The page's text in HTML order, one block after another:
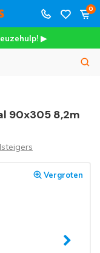
0
▶
90x305 8,2m
Vergroten